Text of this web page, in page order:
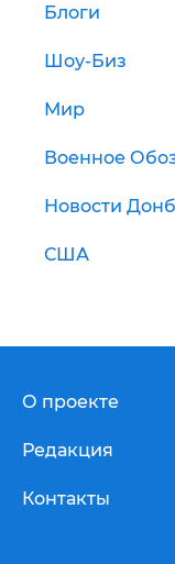
Блоги
Шоу-Биз
Мир
Военное
Новости
США
О проекте
Редакция
Контакты